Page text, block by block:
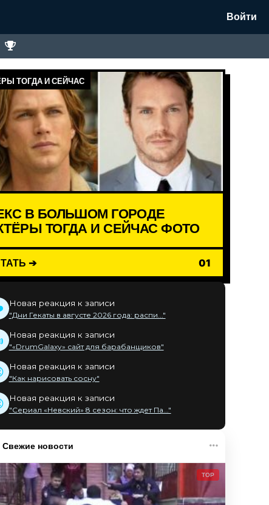
Войти
ТОГДА И СЕЙЧАС
В БОЛЬШОМ ГОРОДЕ
ТОГДА И СЕЙЧАС ФОТО
➔ 01
Новая реакция к записи
"Дни Гекаты в августе 2026 года: распи..."
Новая реакция к записи
"«DrumGalaxy» сайт для барабанщиков"
Новая реакция к записи
"Как нарисовать сосну"
Новая реакция к записи
"Сериал «Невский» 8 сезон: что ждет Па..."
Свежие новости
TOP